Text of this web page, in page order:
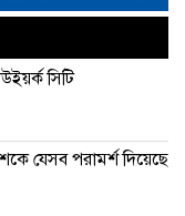
রোড উদ্যোগে আর
সিটি
যেসব পরামর্শ দিয়েছে